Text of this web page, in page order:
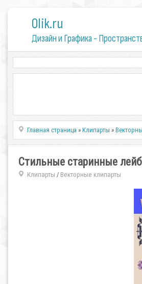
0lik.ru
Дизайн и Графика -
Главная страница »Клипарты »
Стильные старинные
Клипарты / Векторные клипарты